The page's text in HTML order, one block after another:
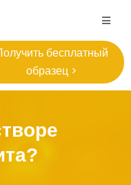
бесплатный
образец >